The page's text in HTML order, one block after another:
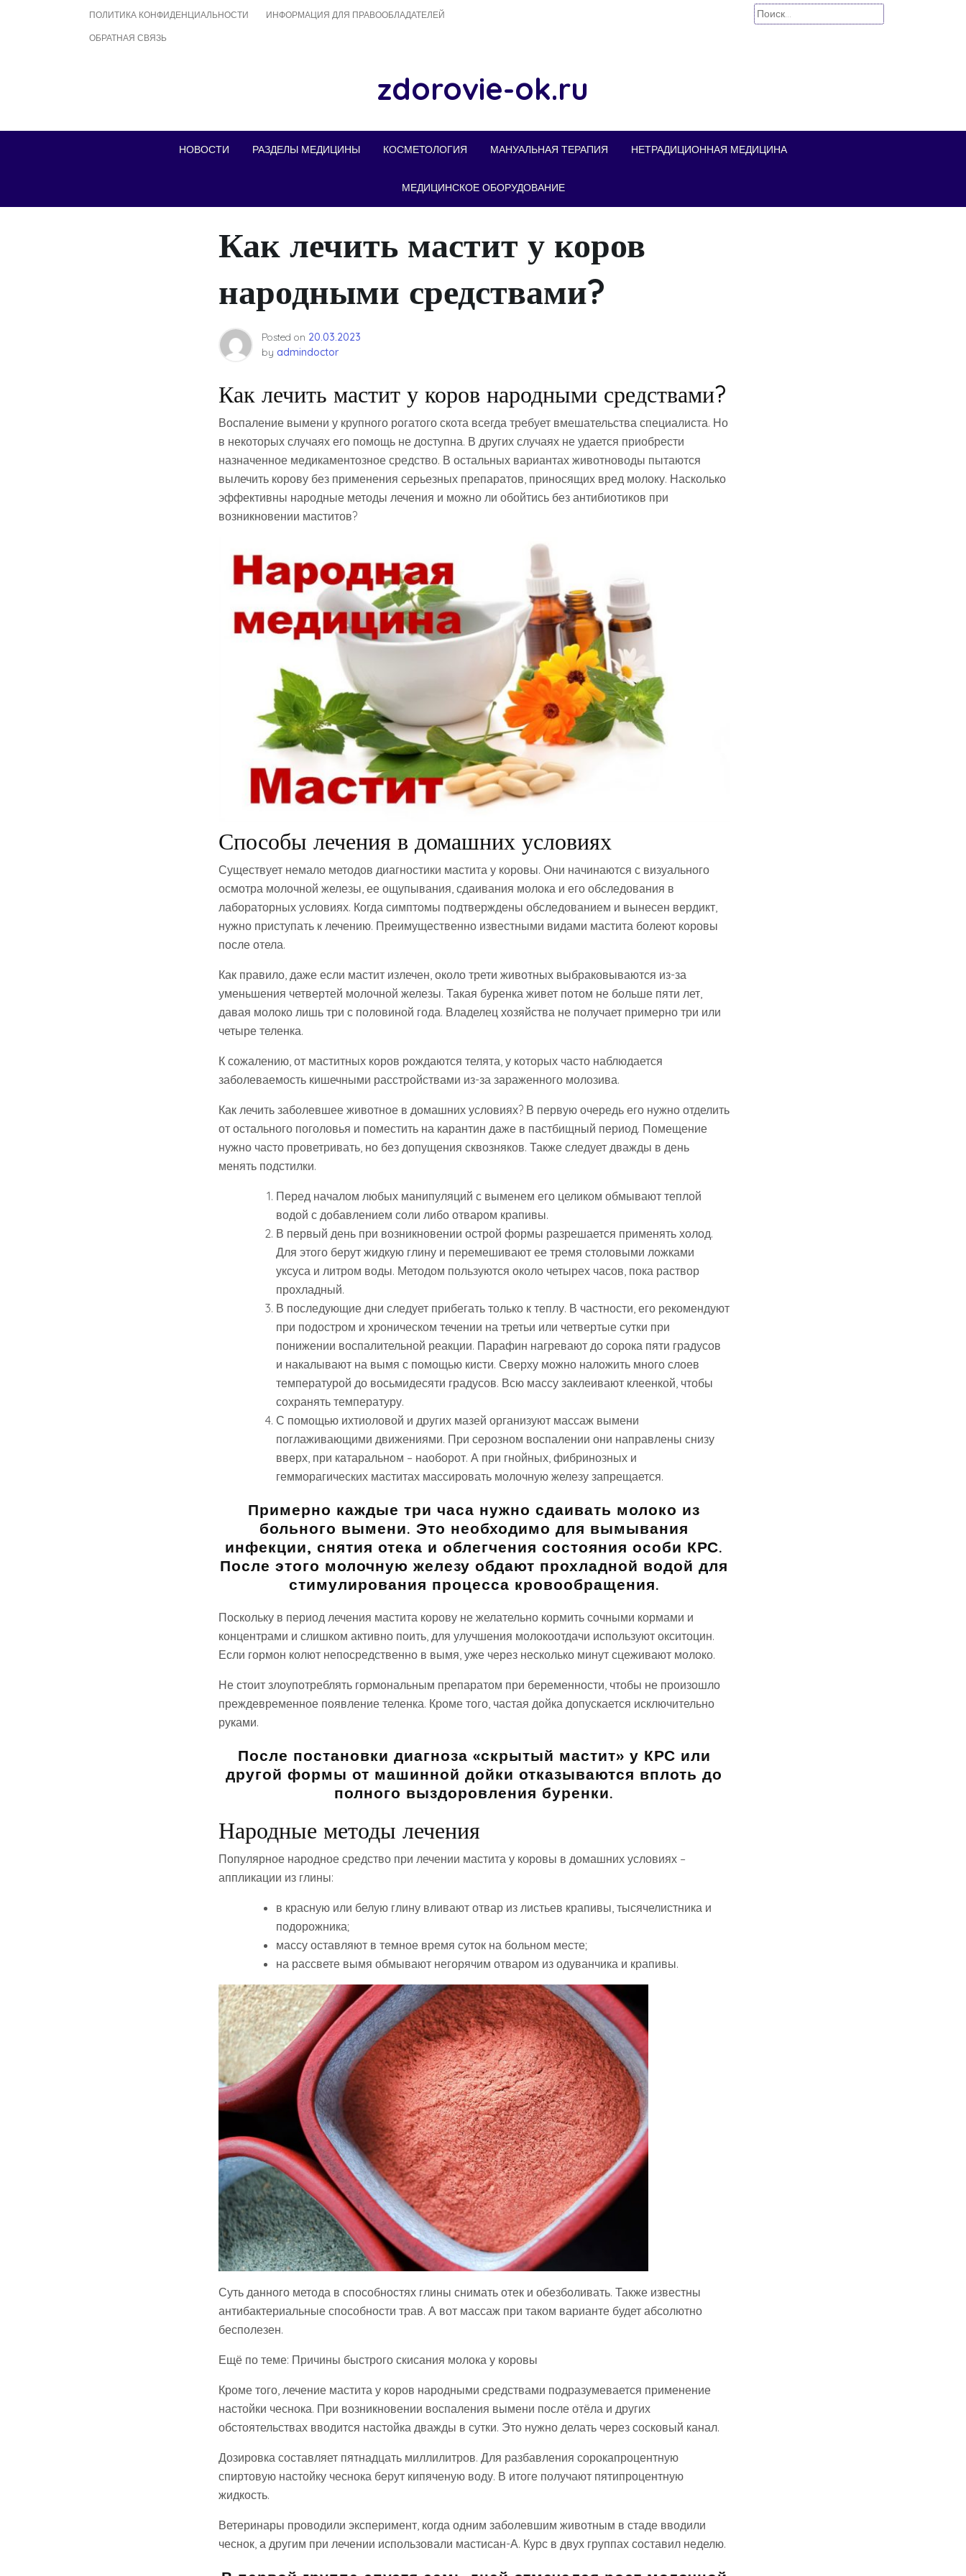
ПОЛИТИКА КОНФИДЕНЦИАЛЬНОСТИ ИНФОРМАЦИЯ ДЛЯ ПРАВООБЛАДАТЕЛЕЙ
ОБРАТНАЯ СВЯЗЬ
Найти:
zdorovie-ok.ru
НОВОСТИ РАЗДЕЛЫ МЕДИЦИНЫ КОСМЕТОЛОГИЯ МАНУАЛЬНАЯ ТЕРАПИЯ НЕТРАДИЦИОННАЯ МЕДИЦИНА
МЕДИЦИНСКОЕ ОБОРУДОВАНИЕ
Как лечить мастит у коров
народными средствами?
Posted on 20.03.2023
by admindoctor
Как лечить мастит у коров народными средствами?
Воспаление вымени у крупного рогатого скота всегда требует вмешательства специалиста. Но
в некоторых случаях его помощь не доступна. В других случаях не удается приобрести
назначенное медикаментозное средство. В остальных вариантах животноводы пытаются
вылечить корову без применения серьезных препаратов, приносящих вред молоку. Насколько
эффективны народные методы лечения и можно ли обойтись без антибиотиков при
возникновении маститов?
Способы лечения в домашних условиях
Существует немало методов диагностики мастита у коровы. Они начинаются с визуального
осмотра молочной железы, ее ощупывания, сдаивания молока и его обследования в
лабораторных условиях. Когда симптомы подтверждены обследованием и вынесен вердикт,
нужно приступать к лечению. Преимущественно известными видами мастита болеют коровы
после отела.
Как правило, даже если мастит излечен, около трети животных выбраковываются из-за
уменьшения четвертей молочной железы. Такая буренка живет потом не больше пяти лет,
давая молоко лишь три с половиной года. Владелец хозяйства не получает примерно три или
четыре теленка.
К сожалению, от маститных коров рождаются телята, у которых часто наблюдается
заболеваемость кишечными расстройствами из-за зараженного молозива.
Как лечить заболевшее животное в домашних условиях? В первую очередь его нужно отделить
от остального поголовья и поместить на карантин даже в пастбищный период. Помещение
нужно часто проветривать, но без допущения сквозняков. Также следует дважды в день
менять подстилки.
Перед началом любых манипуляций с выменем его целиком обмывают теплой
водой с добавлением соли либо отваром крапивы.
В первый день при возникновении острой формы разрешается применять холод.
Для этого берут жидкую глину и перемешивают ее тремя столовыми ложками
уксуса и литром воды. Методом пользуются около четырех часов, пока раствор
прохладный.
В последующие дни следует прибегать только к теплу. В частности, его рекомендуют
при подостром и хроническом течении на третьи или четвертые сутки при
понижении воспалительной реакции. Парафин нагревают до сорока пяти градусов
и накалывают на вымя с помощью кисти. Сверху можно наложить много слоев
температурой до восьмидесяти градусов. Всю массу заклеивают клеенкой, чтобы
сохранять температуру.
С помощью ихтиоловой и других мазей организуют массаж вымени
поглаживающими движениями. При серозном воспалении они направлены снизу
вверх, при катаральном – наоборот. А при гнойных, фибринозных и
гемморагических маститах массировать молочную железу запрещается.
Примерно каждые три часа нужно сдаивать молоко из
больного вымени. Это необходимо для вымывания
инфекции, снятия отека и облегчения состояния особи КРС.
После этого молочную железу обдают прохладной водой для
стимулирования процесса кровообращения.
Поскольку в период лечения мастита корову не желательно кормить сочными кормами и
концентрами и слишком активно поить, для улучшения молокоотдачи используют окситоцин.
Если гормон колют непосредственно в вымя, уже через несколько минут сцеживают молоко.
Не стоит злоупотреблять гормональным препаратом при беременности, чтобы не произошло
преждевременное появление теленка. Кроме того, частая дойка допускается исключительно
руками.
После постановки диагноза «скрытый мастит» у КРС или
другой формы от машинной дойки отказываются вплоть до
полного выздоровления буренки.
Народные методы лечения
Популярное народное средство при лечении мастита у коровы в домашних условиях –
аппликации из глины:
в красную или белую глину вливают отвар из листьев крапивы, тысячелистника и
подорожника;
массу оставляют в темное время суток на больном месте;
на рассвете вымя обмывают негорячим отваром из одуванчика и крапивы.
Суть данного метода в способностях глины снимать отек и обезболивать. Также известны
антибактериальные способности трав. А вот массаж при таком варианте будет абсолютно
бесполезен.
Ещё по теме: Причины быстрого скисания молока у коровы
Кроме того, лечение мастита у коров народными средствами подразумевается применение
настойки чеснока. При возникновении воспаления вымени после отёла и других
обстоятельствах вводится настойка дважды в сутки. Это нужно делать через сосковый канал.
Дозировка составляет пятнадцать миллилитров. Для разбавления сорокапроцентную
спиртовую настойку чеснока берут кипяченую воду. В итоге получают пятипроцентную
жидкость.
Ветеринары проводили эксперимент, когда одним заболевшим животным в стаде вводили
чеснок, а другим при лечении использовали мастисан-А. Курс в двух группах составил неделю.